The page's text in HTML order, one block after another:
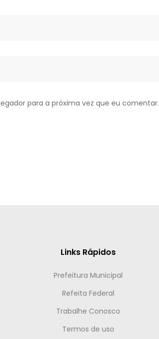
para a próxima vez que eu comentar.
Links Rápidos
Prefeitura Municipal
Refeita Federal
Trabalhe Conosco
Termos de uso